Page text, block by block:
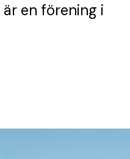
är en förening i